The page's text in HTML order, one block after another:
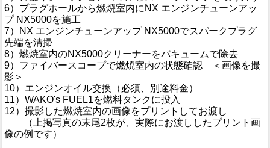
6）プラグホールから燃焼室内にNX エンジンチューンアッ
プ NX5000を施工
7）NX エンジンチューンアップ NX5000でスパークプラグ
先端を清掃
8）燃焼室内のNX5000クリーナーをバキュームで除去
9）ファイバースコープで燃焼室内の状態確認 ＜画像を撮
影＞
10）エンジンオイル交換（必須、別途料金）
11）WAKO's FUEL1を燃料タンクに投入
12）撮影した燃焼室内の画像をプリントしてお渡し
（上掲写真の末尾2枚が、実際にお渡ししたプリント画
像の例です）